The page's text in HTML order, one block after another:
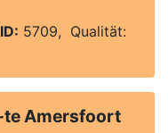
ID: 5709, Qualität:
Amersfoort